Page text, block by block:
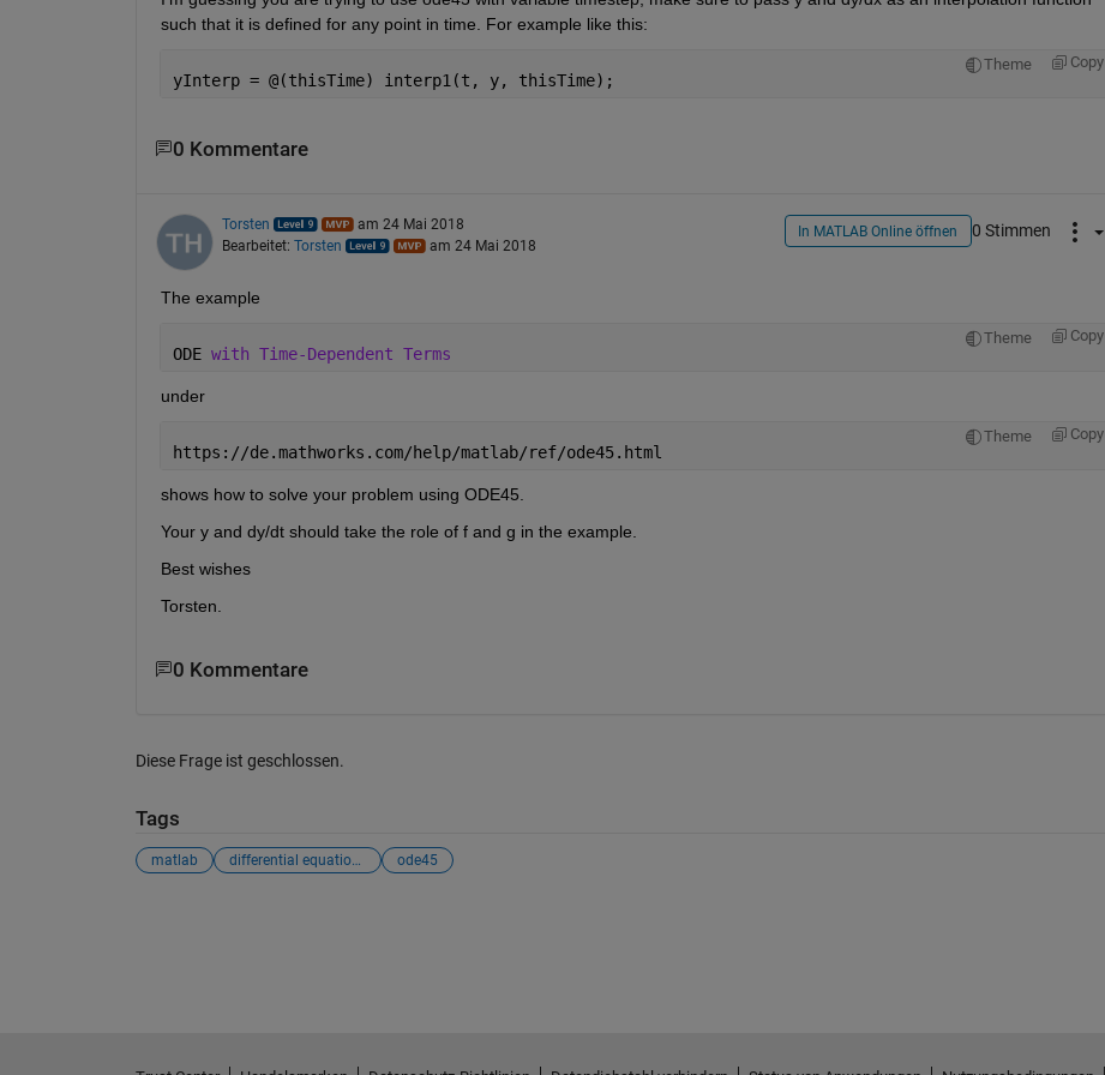
such that it is defined for any point in time. For example like this:
Theme Copy
yInterp = @(thisTime) interp1(t, y, thisTime);
0 Kommentare
Torsten
am 24 Mai 2018
Bearbeitet: Torsten am 24 Mai 2018
In MATLAB Online öffnen 0 Stimmen
The example
Theme Copy
ODE with Time-Dependent Terms
under
Theme Copy
https://de.mathworks.com/help/matlab/ref/ode45.html
shows how to solve your problem using ODE45.
Your y and dy/dt should take the role of f and g in the example.
Best wishes
Torsten.
0 Kommentare
Diese Frage ist geschlossen.
Tags
matlab differential equations ode45